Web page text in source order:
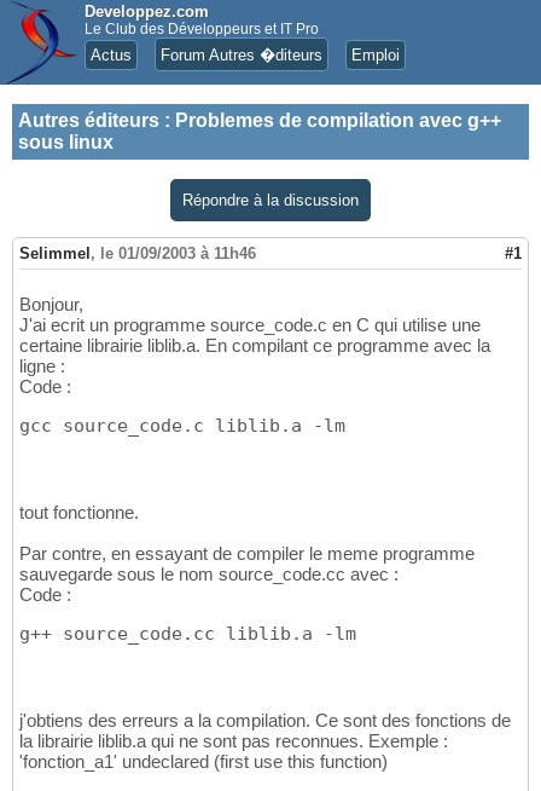
Developpez.com
Le Club des Développeurs et IT Pro
Actus Forum Autres �diteurs Emploi
Autres éditeurs : Problemes de compilation avec g++
sous linux
Répondre à la discussion
Selimmel , le 01/09/2003 à 11h46 #1
Bonjour,
J'ai ecrit un programme source_code.c en C qui utilise une
certaine librairie liblib.a. En compilant ce programme avec la
ligne :
Code :
gcc source_code.c liblib.a -lm
tout fonctionne.
Par contre, en essayant de compiler le meme programme
sauvegarde sous le nom source_code.cc avec :
Code :
g++ source_code.cc liblib.a -lm
j'obtiens des erreurs a la compilation. Ce sont des fonctions de
la librairie liblib.a qui ne sont pas reconnues. Exemple :
'fonction_a1' undeclared (first use this function)